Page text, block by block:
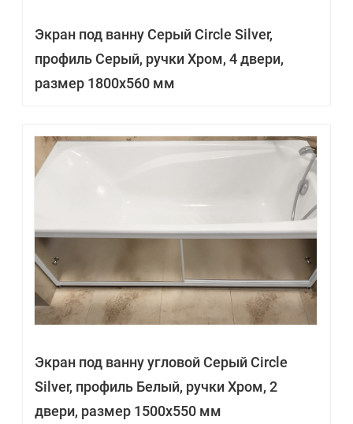
Экран под ванну Серый Circle Silver,
профиль Серый, ручки Хром, 4 двери,
размер 1800х560 мм
Экран под ванну угловой Серый Circle
Silver, профиль Белый, ручки Хром, 2
двери, размер 1500х550 мм